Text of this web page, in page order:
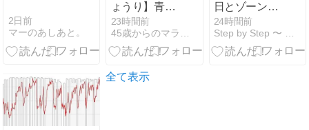
2日前
マーのあしあと。
ょうり】青椒
肉絲。
23時間前
日とゾーン2
ランニング
24時間前
全て表示